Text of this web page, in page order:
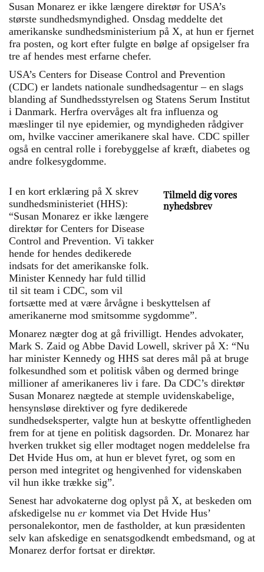
Susan Monarez er ikke længere direktør for USA’s
største sundhedsmyndighed. Onsdag meddelte det
amerikanske sundhedsministerium på X, at hun er fjernet
fra posten, og kort efter fulgte en bølge af opsigelser fra
tre af hendes mest erfarne chefer.
USA’s Centers for Disease Control and Prevention
(CDC) er landets nationale sundhedsagentur – en slags
blanding af Sundhedsstyrelsen og Statens Serum Institut
i Danmark. Herfra overvåges alt fra influenza og
mæslinger til nye epidemier, og myndigheden rådgiver
om, hvilke vacciner amerikanere skal have. CDC spiller
også en central rolle i forebyggelse af kræft, diabetes og
andre folkesygdomme.
Tilmeld dig vores
nyhedsbrev
I en kort erklæring på X skrev
sundhedsministeriet (HHS):
“Susan Monarez er ikke længere
direktør for Centers for Disease
Control and Prevention. Vi takker
hende for hendes dedikerede
indsats for det amerikanske folk.
Minister Kennedy har fuld tillid
til sit team i CDC, som vil
fortsætte med at være årvågne i beskyttelsen af
amerikanerne mod smitsomme sygdomme”.
Monarez nægter dog at gå frivilligt. Hendes advokater,
Mark S. Zaid og Abbe David Lowell, skriver på X: “Nu
har minister Kennedy og HHS sat deres mål på at bruge
folkesundhed som et politisk våben og dermed bringe
millioner af amerikaneres liv i fare. Da CDC’s direktør
Susan Monarez nægtede at stemple uvidenskabelige,
hensynsløse direktiver og fyre dedikerede
sundhedseksperter, valgte hun at beskytte offentligheden
frem for at tjene en politisk dagsorden. Dr. Monarez har
hverken trukket sig eller modtaget nogen meddelelse fra
Det Hvide Hus om, at hun er blevet fyret, og som en
person med integritet og hengivenhed for videnskaben
vil hun ikke trække sig”.
Senest har advokaterne dog oplyst på X, at beskeden om
afskedigelse nu er kommet via Det Hvide Hus’
personalekontor, men de fastholder, at kun præsidenten
selv kan afskedige en senatsgodkendt embedsmand, og at
Monarez derfor fortsat er direktør.